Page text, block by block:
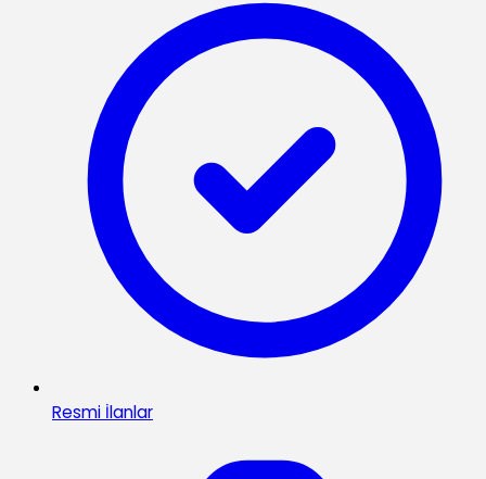
Resmi İlanlar